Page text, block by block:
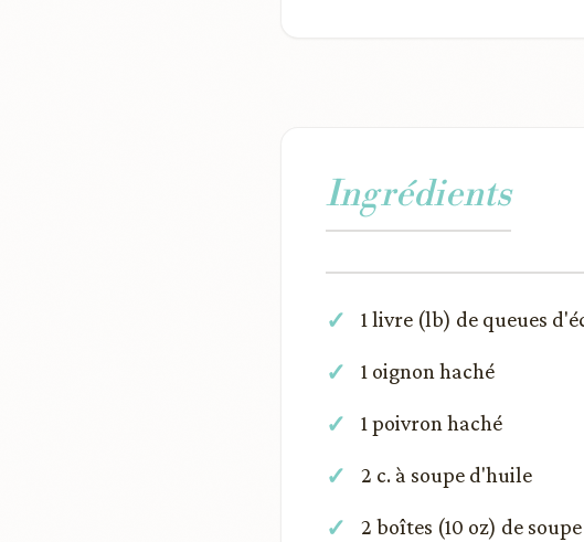
Ingrédients
1 livre (lb) de queues
1 oignon haché
1 poivron haché
2 c. à soupe d'huile
2 boîtes (10 oz) de